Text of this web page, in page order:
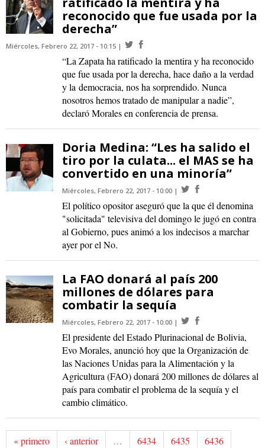
reconocido que fue usada por la
derecha”
Miércoles, Febrero 22, 2017 - 10:15
“La Zapata ha ratificado la mentira y ha reconocido
que fue usada por la derecha, hace daño a la verdad
y la democracia, nos ha sorprendido. Nunca
nosotros hemos tratado de manipular a nadie”,
declaró Morales en conferencia de prensa.
Doria Medina: “Les ha salido el
tiro por la culata... el MAS se ha
convertido en una minoría”
Miércoles, Febrero 22, 2017 - 10:00
El político opositor aseguró que la que él denomina
"solicitada" televisiva del domingo le jugó en contra
al Gobierno, pues animó a los indecisos a marchar
ayer por el No.
La FAO donará al país 200
millones de dólares para
combatir la sequía
Miércoles, Febrero 22, 2017 - 10:00
El presidente del Estado Plurinacional de Bolivia,
Evo Morales, anunció hoy que la Organización de
las Naciones Unidas para la Alimentación y la
Agricultura (FAO) donará 200 millones de dólares al
país para combatir el problema de la sequía y el
cambio climático.
« primero ‹ anterior … 6434 6435
6436